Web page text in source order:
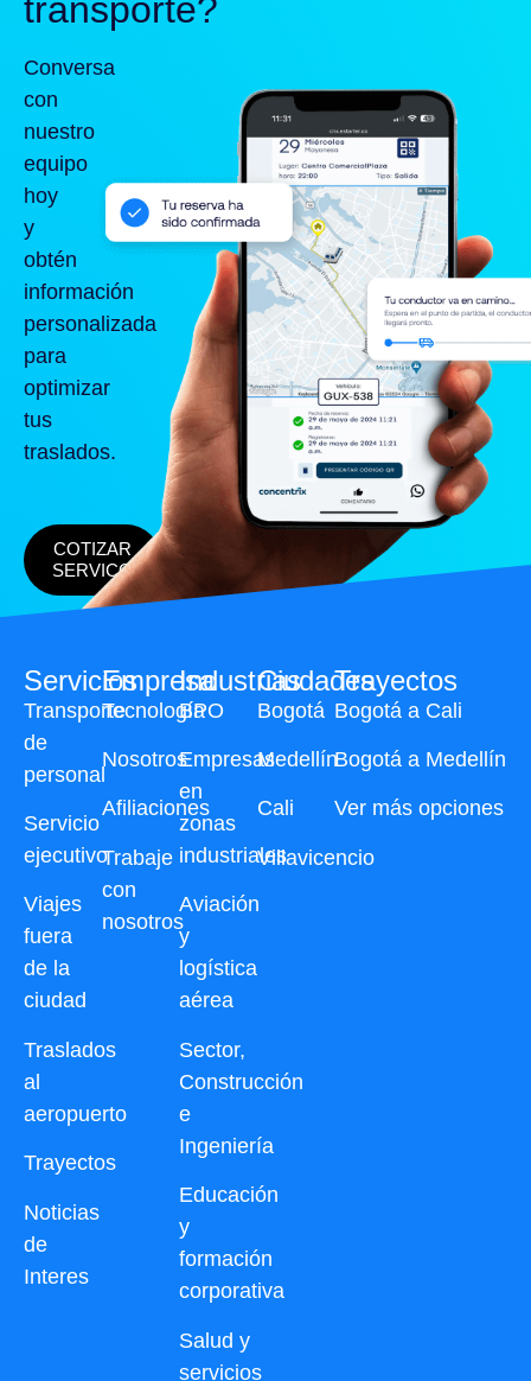
transporte?
Conversa
con
nuestro
equipo
hoy
y
obtén
información
personalizada
para
optimizar
tus
traslados.
COTIZAR
SERVICO
Servicios
Transporte
de
personal
Servicio
ejecutivo
Viajes
fuera
de la
ciudad
Traslados
al
aeropuerto
Trayectos
Noticias
de
Interes
Industrias
BPO
Empresas
en
zonas
industriales
Aviación
y
logística
aérea
Sector,
Construcción
e
Ingeniería
Educación
y
formación
corporativa
Salud y
servicios
Ciudades
Bogotá
Medellín
Cali
Villavicencio
Trayectos
Bogotá a Cali
Bogotá a Medellín
Ver más opciones
Empresa
Tecnología
Nosotros
Afiliaciones
Trabaje
con
nosotros